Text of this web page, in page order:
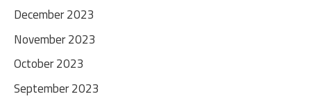
December 2023
November 2023
October 2023
September 2023